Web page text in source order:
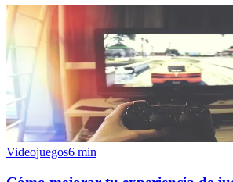
Videojuegos6 min